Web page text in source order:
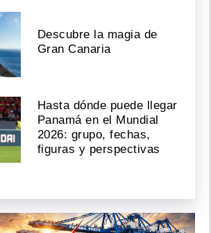
Descubre la magia de
Gran Canaria
Hasta dónde puede llegar
Panamá en el Mundial
2026: grupo, fechas,
figuras y perspectivas